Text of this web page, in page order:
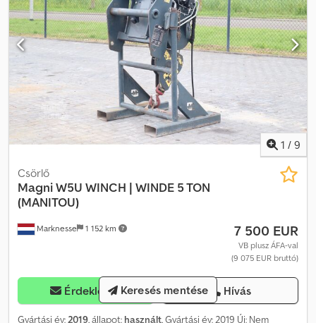
1 / 9
Marknesse 1 152 km
Csörlő
MagniW5U WINCH | WINDE 5 TON
(MANITOU)
7 500 EUR
VB plusz ÁFA-val
(9 075 EUR bruttó)
Érdeklődni Hívás
Gyártási év:2019, állapot: használt, Gyártási év: 2019 Új: Nem
Keresés mentése